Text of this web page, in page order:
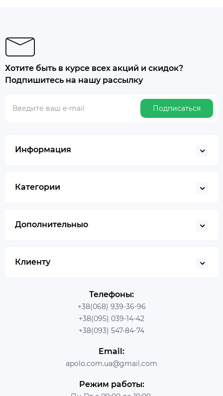
Хотите быть в курсе всех акций и скидок?
Подпишитесь на нашу рассылку
Подписаться
Информация
Категории
Дополнительныо
Клиенту
Телефоны:
+38(068) 939-36-96
+38(095) 039-14-42
+38(093) 547-84-74
Email:
apolo.com.ua@gmail.com
Режим работы: